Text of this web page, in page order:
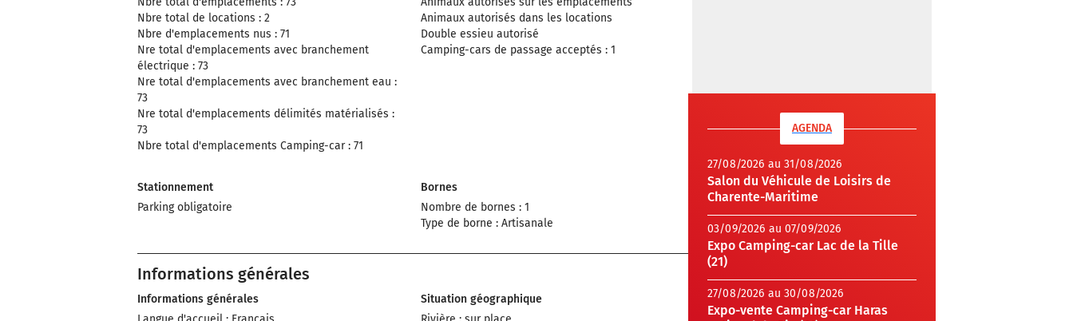
Nbre total de locations : 2
Nbre d'emplacements nus : 71
Nre total d'emplacements avec branchement
électrique : 73
Nre total d'emplacements avec branchement eau :
73
Nre total d'emplacements délimités matérialisés :
73
Nbre total d'emplacements Camping-car : 71
Animaux autorisés dans les locations
Double essieu autorisé
Camping-cars de passage acceptés : 1
Stationnement
Parking obligatoire
Bornes
Nombre de bornes : 1
Type de borne : Artisanale
Informations générales
Informations générales
Situation géographique
AGENDA
27/08/2026 au 31/08/2026
Salon du Véhicule de Loisirs de
Charente-Maritime
03/09/2026 au 07/09/2026
Expo Camping-car Lac de la Tille
(21)
27/08/2026 au 30/08/2026
Expo-vente Camping-car Haras